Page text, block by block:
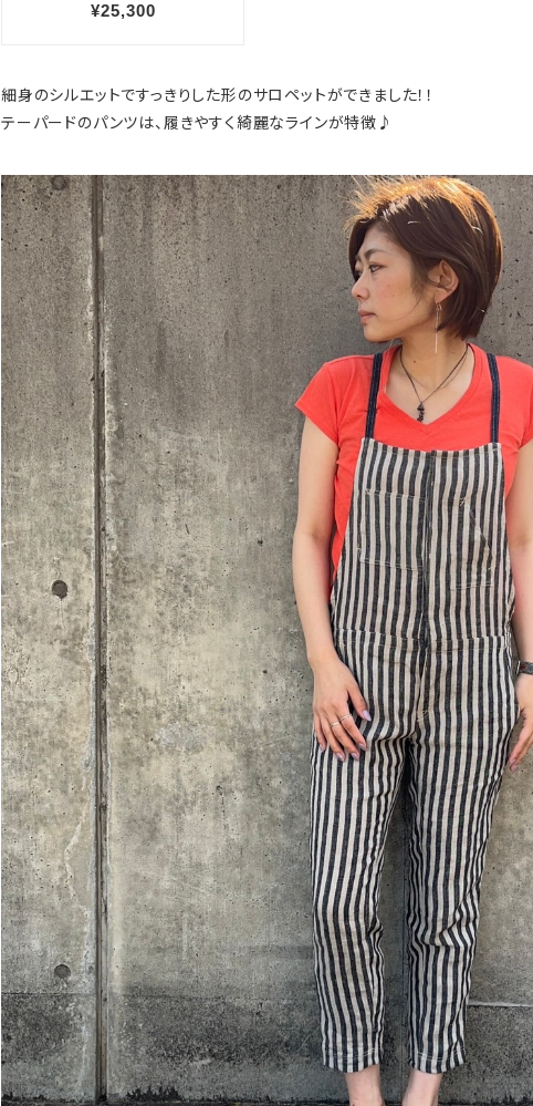
細身のシルエットですっきりした形のサロペットができました！！
テーパードのパンツは、履きやすく綺麗なラインが特徴♪